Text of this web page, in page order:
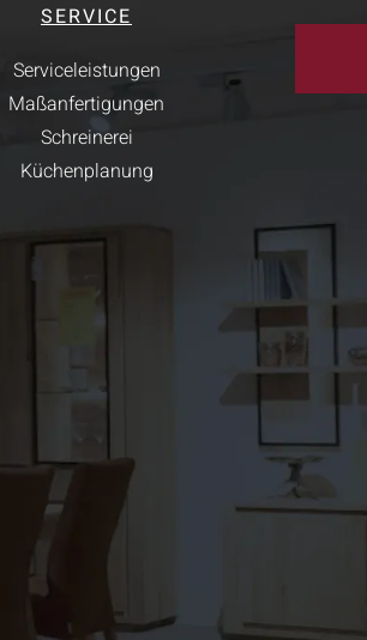
SERVICE
Serviceleistungen
Maßanfertigungen
Schreinerei
Küchenplanung